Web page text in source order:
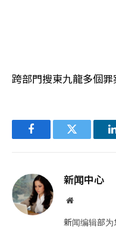
跨部門搜東九龍多個
FacebookTwitter
新闻中心
网
新闻编辑部